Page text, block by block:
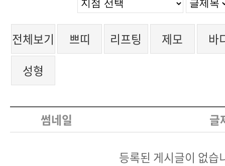
전체보기 쁘띠 리프팅 제모
바
성형
썸네일 글
등록된 게시글이 없습